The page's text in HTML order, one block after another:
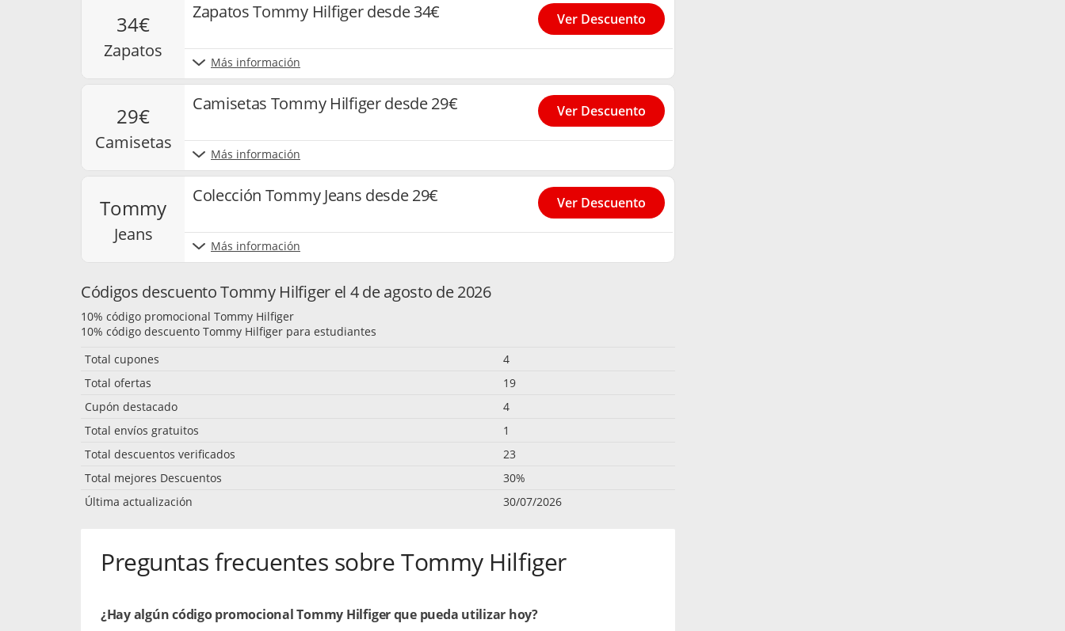
34€
zapatos
Zapatos Tommy Hilfiger desde 34€
Más información
Ver Descuento
29€
camisetas
Camisetas Tommy Hilfiger desde 29€
Más información
Ver Descuento
tommy
jeans
Colección Tommy Jeans desde 29€
Más información
Ver Descuento
Códigos descuento Tommy Hilfiger el 4 de agosto de 2026
10% código promocional Tommy Hilfiger
10% código descuento Tommy Hilfiger para estudiantes
Total cupones
4
Total ofertas
19
Cupón destacado
4
Total envíos gratuitos
1
Total descuentos verificados
23
Total mejores Descuentos
30%
Última actualización
30/07/2026
Preguntas frecuentes sobre Tommy Hilfiger
¿Hay algún código promocional Tommy Hilfiger que pueda utilizar hoy?